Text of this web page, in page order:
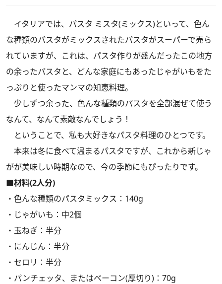
イタリアでは、パスタ ミスタ(ミックス)といって、色ん
な種類のパスタがミックスされたパスタがスーパーで売ら
れていますが、これは、パスタ作りが盛んだったこの地方
の余ったパスタと、どんな家庭にもあったじゃがいもをた
っぷりと使ったマンマの知恵料理。
少しずつ余った、色んな種類のパスタを全部混ぜて使う
なんて、なんて素敵なんでしょう！
ということで、私も大好きなパスタ料理のひとつです。
本来は冬に食べて温まるパスタですが、これから新じゃ
がが美味しい時期なので、今の季節にもぴったりです。
■材料(2人分)
・色んな種類のパスタミックス：140g
・じゃがいも：中2個
・玉ねぎ：半分
・にんじん：半分
・セロリ：半分
・パンチェッタ、またはベーコン(厚切り)：70g